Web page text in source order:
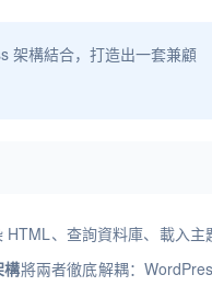
架構結合，打造出一套兼顧
、查詢資料庫、載入主
構將兩者徹底解耦：